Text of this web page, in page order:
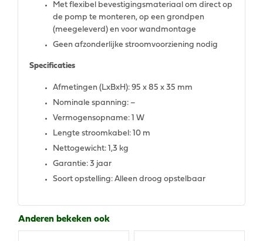
Met flexibel bevestigingsmateriaal om direct op
de pomp te monteren, op een grondpen
(meegeleverd) en voor wandmontage
Geen afzonderlijke stroomvoorziening nodig
Specificaties
Afmetingen (LxBxH): 95 x 85 x 35 mm
Nominale spanning: –
Vermogensopname: 1 W
Lengte stroomkabel: 10 m
Nettogewicht: 1,3 kg
Garantie: 3 jaar
Soort opstelling: Alleen droog opstelbaar
Anderen bekeken ook